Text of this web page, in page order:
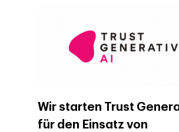
Wir starten Trust
für den Einsatz von